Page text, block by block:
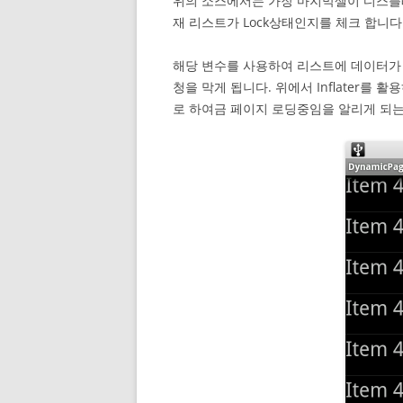
재 리스트가 Lock상태인지를 체크 합니
해당 변수를 사용하여 리스트에 데이터
청을 막게 됩니다. 위에서 Inflater를 활
로 하여금 페이지 로딩중임을 알리게 되